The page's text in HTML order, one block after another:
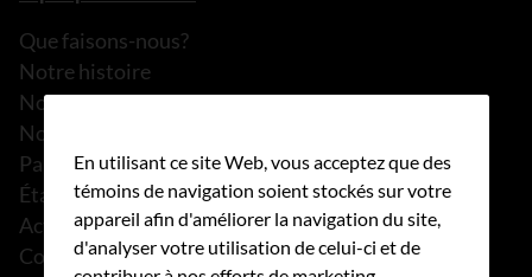
Que faisons-nous?
Notre histoire
Nos histoires
Notre équipe
Partenariats
États financiers
Actualités
Communiqués de presse
En utilisant ce site Web, vous acceptez que des
témoins de navigation soient stockés sur votre
appareil afin d'améliorer la navigation du site,
d'analyser votre utilisation de celui-ci et de